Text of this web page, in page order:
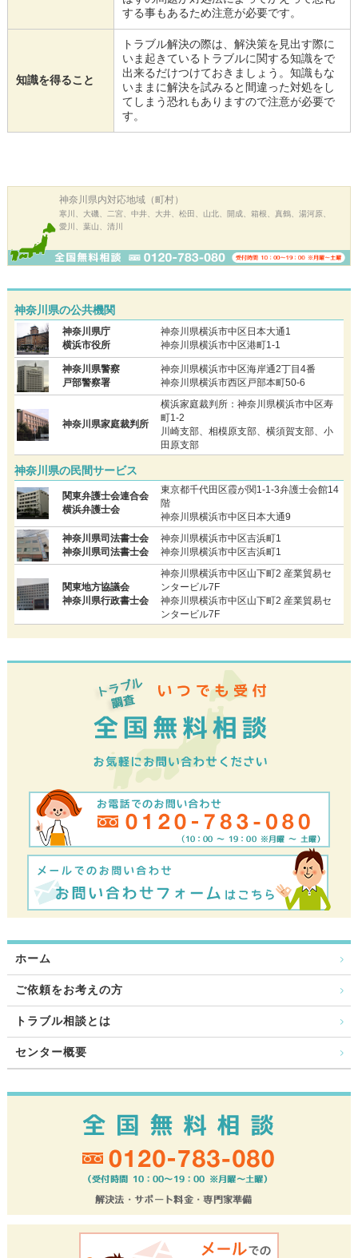
する事もあるため注意が必要です。
知識を得ること
トラブル解決の際は、解決策を見出す際に
いま起きているトラブルに関する知識をで
出来るだけつけておきましょう。知識もな
いままに解決を試みると間違った対処をし
てしまう恐れもありますので注意が必要で
す。
神奈川県内対応地域（町村）
寒川、大磯、二宮、中井、大井、松田、山北、開成、箱根、真鶴、湯河原、
愛川、葉山、清川
神奈川県の公共機関
神奈川県庁
横浜市役所
神奈川県横浜市中区日本大通1
神奈川県横浜市中区港町1-1
神奈川県警察
戸部警察署
神奈川県横浜市中区海岸通2丁目4番
神奈川県横浜市西区戸部本町50-6
神奈川県家庭裁判所
横浜家庭裁判所：神奈川県横浜市中区寿
町1-2
川崎支部、相模原支部、横須賀支部、小
田原支部
神奈川県の民間サービス
関東弁護士会連合会
横浜弁護士会
東京都千代田区霞が関1-1-3弁護士会館14
階
神奈川県横浜市中区日本大通9
神奈川県司法書士会
神奈川県司法書士会
神奈川県横浜市中区吉浜町1
神奈川県横浜市中区吉浜町1
関東地方協議会
神奈川県行政書士会
神奈川県横浜市中区山下町2 産業貿易セ
ンタービル7F
神奈川県横浜市中区山下町2 産業貿易セ
ンタービル7F
ホーム
ご依頼をお考えの方
トラブル相談とは
センター概要